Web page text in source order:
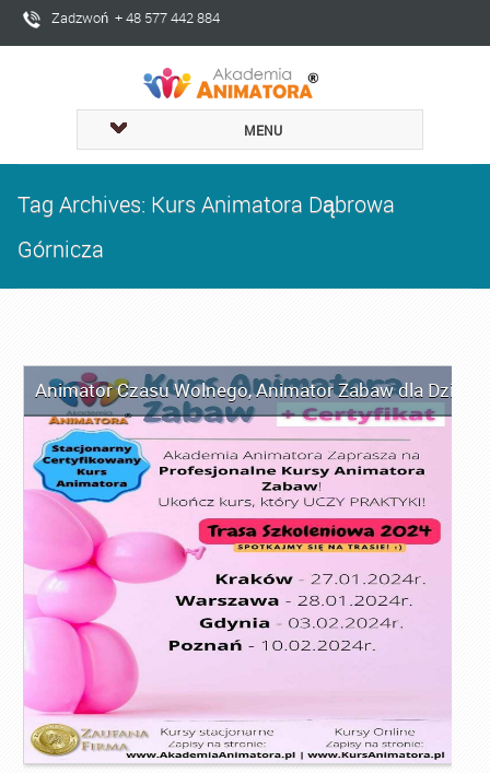
Zadzwoń + 48 577 442 884
MENU
Tag Archives: Kurs Animatora Dąbrowa
Górnicza
Animator Czasu Wolnego,Animator Zabaw dla Dzieci